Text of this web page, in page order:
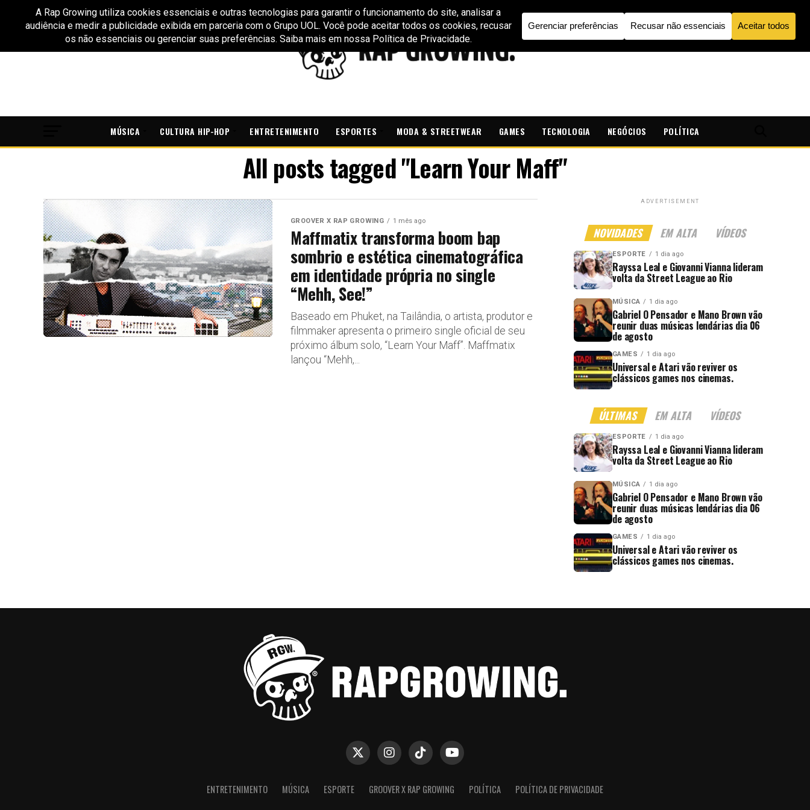
MÚSICA CULTURA HIP-HOP ENTRETENIMENTO ESPORTES MODA & STREETWEAR GAMES TECNOLOGIA NEGÓCIOS POLÍTICA
All posts tagged "Learn Your Maff"
GROOVER X RAP GROWING 1 mês ago
Maffmatix transforma boom bap
sombrio e estética cinematográfica
em identidade própria no single
“Mehh, See!”
Baseado em Phuket, na Tailândia, o artista, produtor e
filmmaker apresenta o primeiro single oficial de seu
próximo álbum solo, “Learn Your Maff”. Maffmatix
lançou “Mehh,...
ADVERTISEMENT
NOVIDADES EM ALTA VÍDEOS
ESPORTE 1 dia ago
Rayssa Leal e Giovanni Vianna lideram
volta da Street League ao Rio
MÚSICA 1 dia ago
Gabriel O Pensador e Mano Brown vão
reunir duas músicas lendárias dia 06
de agosto
GAMES 1 dia ago
Universal e Atari vão reviver os
clássicos games nos cinemas.
ÚLTIMAS EM ALTA VÍDEOS
ESPORTE 1 dia ago
Rayssa Leal e Giovanni Vianna lideram
volta da Street League ao Rio
MÚSICA 1 dia ago
Gabriel O Pensador e Mano Brown vão
reunir duas músicas lendárias dia 06
de agosto
GAMES 1 dia ago
Universal e Atari vão reviver os
clássicos games nos cinemas.
ENTRETENIMENTO MÚSICA ESPORTE GROOVER X RAP GROWING POLÍTICA POLÍTICA DE PRIVACIDADE